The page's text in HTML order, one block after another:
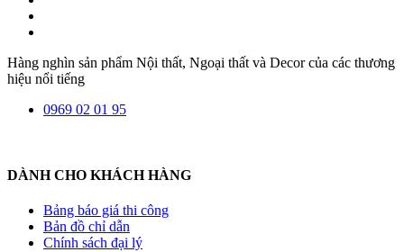
Hàng nghìn sản phẩm Nội thất, Ngoại thất và Decor của các thương
hiệu nổi tiếng
0969 02 01 95
DÀNH CHO KHÁCH HÀNG
Bảng báo giá thi công
Bản đồ chỉ dẫn
Chính sách đại lý